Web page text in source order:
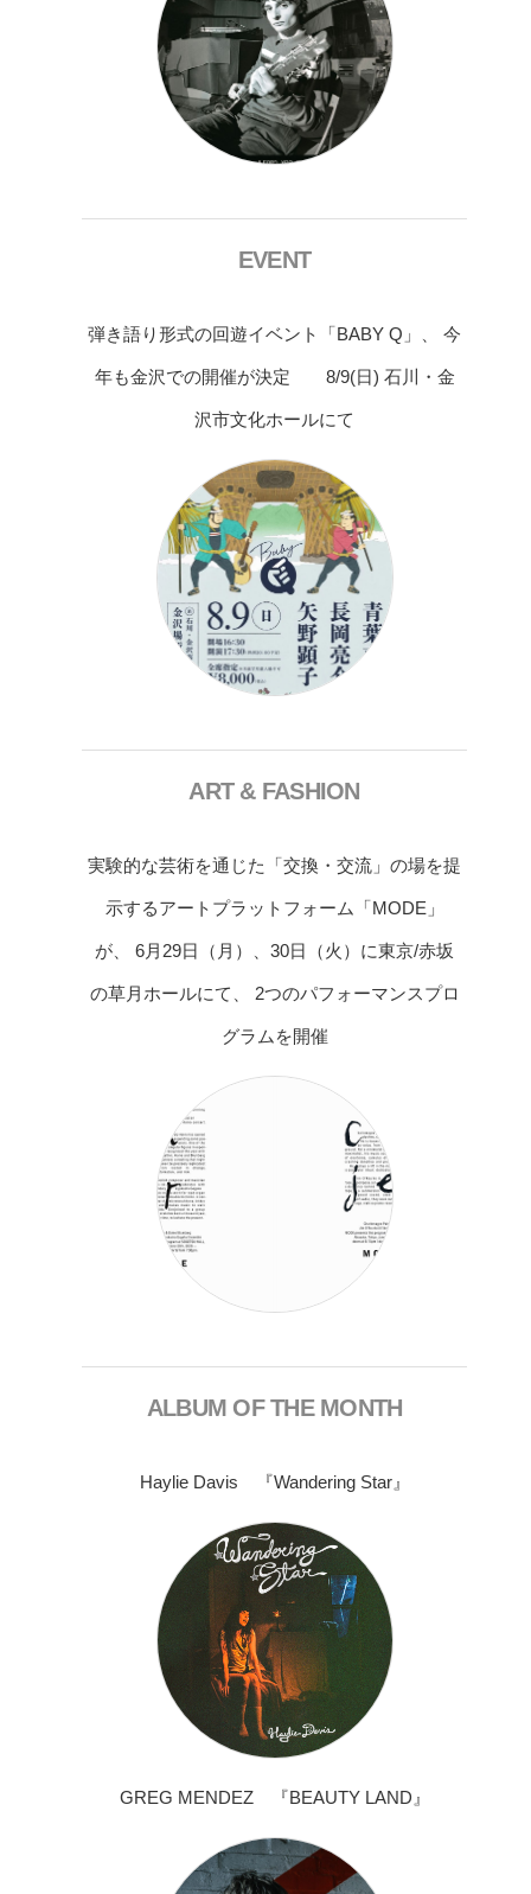
EVENT
弾き語り形式の回遊イベント「BABY Q」、 今
年も金沢での開催が決定 8/9(日) 石川・金
沢市文化ホールにて
ART & FASHION
実験的な芸術を通じた「交換・交流」の場を提
示するアートプラットフォーム「MODE」
が、 6月29日（月）、30日（火）に東京/赤坂
の草月ホールにて、 2つのパフォーマンスプロ
グラムを開催
ALBUM OF THE MONTH
Haylie Davis 『Wandering Star』
GREG MENDEZ 『BEAUTY LAND』